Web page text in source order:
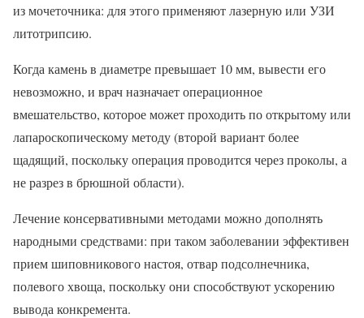
из мочеточника: для этого применяют лазерную или УЗИ
литотрипсию.
Когда камень в диаметре превышает 10 мм, вывести его
невозможно, и врач назначает операционное
вмешательство, которое может проходить по открытому или
лапароскопическому методу (второй вариант более
щадящий, поскольку операция проводится через проколы, а
не разрез в брюшной области).
Лечение консервативными методами можно дополнять
народными средствами: при таком заболевании эффективен
прием шиповникового настоя, отвар подсолнечника,
полевого хвоща, поскольку они способствуют ускорению
вывода конкремента.